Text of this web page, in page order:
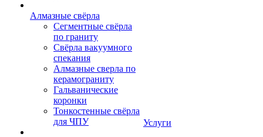
Алмазные свёрла
Сегментные свёрла
по граниту
Свёрла вакуумного
спекания
Алмазные сверла по
керамограниту
Гальванические
коронки
Тонкостенные свёрла
для ЧПУ
Услуги